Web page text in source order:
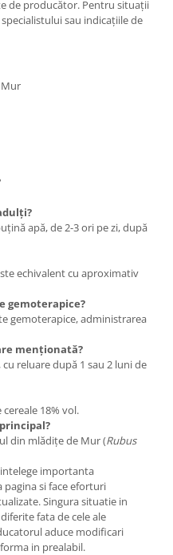
de producător. Pentru situații
sau indicațiile de
apă, de 2-3 ori pe zi, după
echivalent cu aproximativ
gemoterapice?
gemoterapice, administrarea
menționată?
reluare după 1 sau 2 luni de
18% vol.
din mlădițe de Mur (Rubus
intelege importanta
si face eforturi
Singura situatie in
fata de cele ale
aduce modificari
in prealabil.